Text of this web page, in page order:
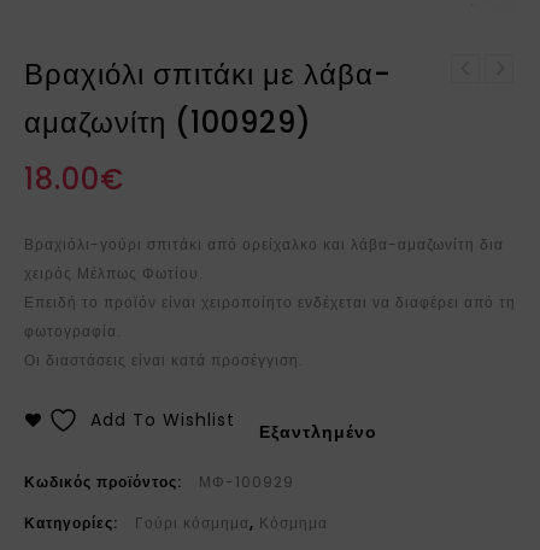
Βραχιόλι σπιτάκι με λάβα-
αμαζωνίτη (100929)
18.00€
Βραχιόλι-γούρι σπιτάκι από ορείχαλκο και λάβα-αμαζωνίτη δια
χειρός Μέλπως Φωτίου.
Επειδή το προϊόν είναι χειροποίητο ενδέχεται να διαφέρει από τη
φωτογραφία.
Οι διαστάσεις είναι κατά προσέγγιση.
Εξαντλημένο
Add To Wishlist
Κωδικός προϊόντος:
ΜΦ-100929
Κατηγορίες:
Γούρι κόσμημα, Κόσμημα